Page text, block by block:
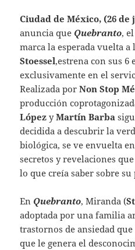
Ciudad de México, (26 de
anuncia que Quebranto, el
marca la esperada vuelta
Stoessel,estrena con sus 6
exclusivamente en el
Realizada porNon Stop
producción
LópezyMartín Barba
decidida a descubrir la
biológica, se ve envuelta
secretos y revelaciones
lo que creía saber sobre su
En Quebranto, Miranda (
adoptada por una familia
trastornos de ansiedad
que le genera el